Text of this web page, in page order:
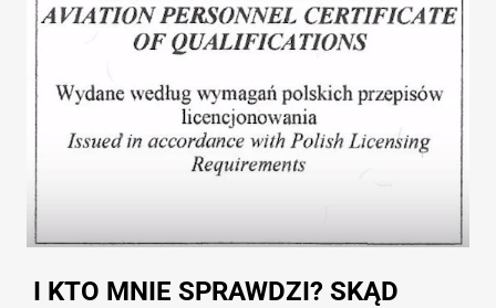
I KTO MNIE SPRAWDZI? SKĄD